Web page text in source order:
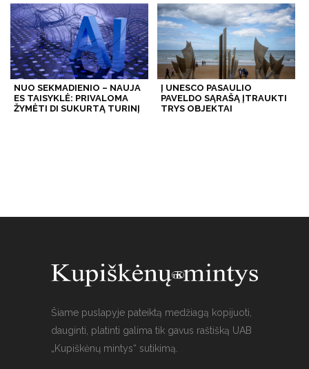
NUO SEKMADIENIO – NAUJA
ES TAISYKLĖ: PRIVALOMA
ŽYMĖTI DI SUKURTĄ TURINĮ
Į UNESCO PASAULIO
PAVELDO SĄRAŠĄ ĮTRAUKTI
TRYS OBJEKTAI
Šiame puslapyje pateiktą medžiagą kopijuoti,
dauginti, platinti galima tik gavus raštišką UAB
„Kupiškėnų mintys“ sutikimą.